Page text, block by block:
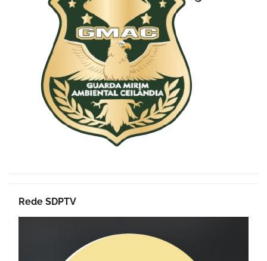
Rede SDPTV